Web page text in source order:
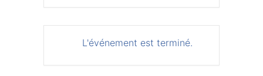
L'événement est terminé.